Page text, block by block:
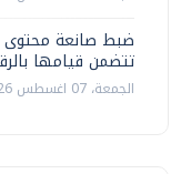
ضبط صانعة محتوى
تتضمن قيامها
الجمعة، 07 اغسطس 2026 12:35 ص